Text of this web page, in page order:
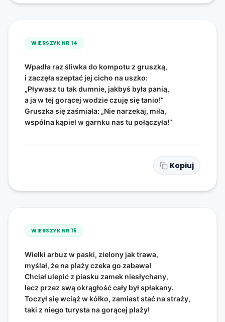
WIERSZYK NR 14
Wpadła raz śliwka do kompotu z gruszką,
i zaczęła szeptać jej cicho na uszko:
„Pływasz tu tak dumnie, jakbyś była panią,
a ja w tej gorącej wodzie czuję się tanio!”
Gruszka się zaśmiała: „Nie narzekaj, miła,
wspólna kąpiel w garnku nas tu połączyła!”
Kopiuj
WIERSZYK NR 15
Wielki arbuz w paski, zielony jak trawa,
myślał, że na plaży czeka go zabawa!
Chciał ulepić z piasku zamek niesłychany,
lecz przez swą okrągłość cały był spłakany.
Toczył się wciąż w kółko, zamiast stać na straży,
taki z niego turysta na gorącej plaży!